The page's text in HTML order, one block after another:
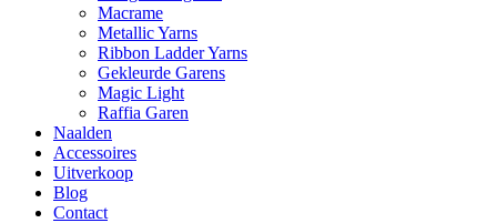
Macrame
Metallic Yarns
Ribbon Ladder Yarns
Gekleurde Garens
Magic Light
Raffia Garen
Naalden
Accessoires
Uitverkoop
Blog
Contact